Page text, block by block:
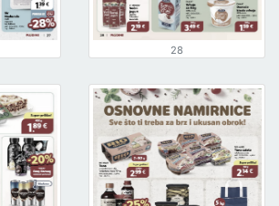
28